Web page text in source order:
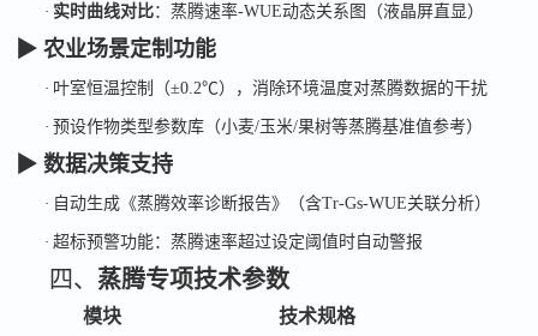
· 实时曲线对比：蒸腾速率-WUE动态关系图（液晶屏直显）
▶ 农业场景定制功能
· 叶室恒温控制（±0.2℃），消除环境温度对蒸腾数据的干扰
·预设作物类型参数库（小麦/玉米/果树等蒸腾基准值参考）
▶ 数据决策支持
· 自动生成《蒸腾效率诊断报告》（含Tr-Gs-WUE关联分析）
·超标预警功能：蒸腾速率超过设定阈值时自动警报
四、蒸腾专项技术参数
模块
技术规格